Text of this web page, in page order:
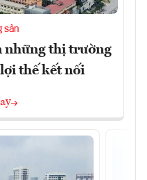
sản
những thị trường
thế kết nối